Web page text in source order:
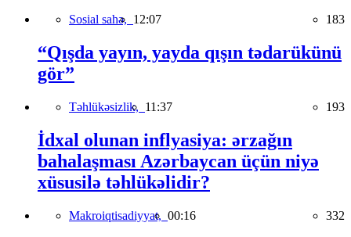
Sosial sahə, 12:07 183
“Qışda yayın, yayda qışın tədarükünü
gör”
Təhlükəsizlik, 11:37 193
İdxal olunan inflyasiya: ərzağın
bahalaşması Azərbaycan üçün niyə
xüsusilə təhlükəlidir?
Makroiqtisadiyyat, 00:16 332